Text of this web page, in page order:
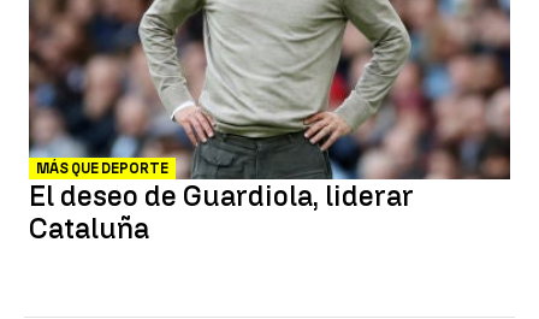
MÁS QUE DEPORTE
El deseo de Guardiola, liderar
Cataluña